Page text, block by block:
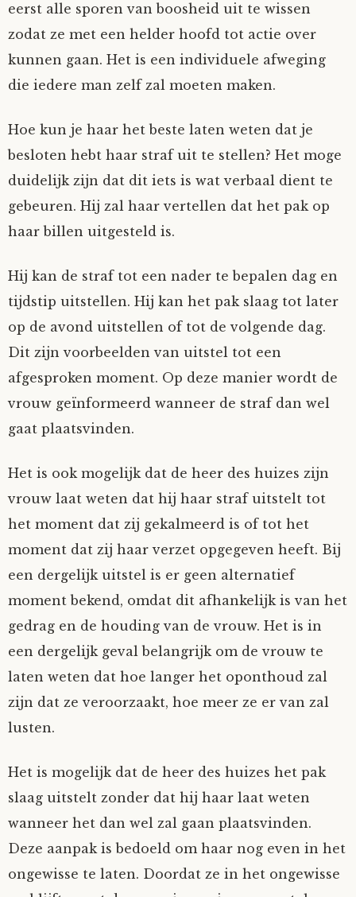
eerst alle sporen van boosheid uit te wissen
zodat ze met een helder hoofd tot actie over
kunnen gaan. Het is een individuele afweging
die iedere man zelf zal moeten maken.
Hoe kun je haar het beste laten weten dat je
besloten hebt haar straf uit te stellen? Het moge
duidelijk zijn dat dit iets is wat verbaal dient te
gebeuren. Hij zal haar vertellen dat het pak op
haar billen uitgesteld is.
Hij kan de straf tot een nader te bepalen dag en
tijdstip uitstellen. Hij kan het pak slaag tot later
op de avond uitstellen of tot de volgende dag.
Dit zijn voorbeelden van uitstel tot een
afgesproken moment. Op deze manier wordt de
vrouw geïnformeerd wanneer de straf dan wel
gaat plaatsvinden.
Het is ook mogelijk dat de heer des huizes zijn
vrouw laat weten dat hij haar straf uitstelt tot
het moment dat zij gekalmeerd is of tot het
moment dat zij haar verzet opgegeven heeft. Bij
een dergelijk uitstel is er geen alternatief
moment bekend, omdat dit afhankelijk is van het
gedrag en de houding van de vrouw. Het is in
een dergelijk geval belangrijk om de vrouw te
laten weten dat hoe langer het oponthoud zal
zijn dat ze veroorzaakt, hoe meer ze er van zal
lusten.
Het is mogelijk dat de heer des huizes het pak
slaag uitstelt zonder dat hij haar laat weten
wanneer het dan wel zal gaan plaatsvinden.
Deze aanpak is bedoeld om haar nog even in het
ongewisse te laten. Doordat ze in het ongewisse